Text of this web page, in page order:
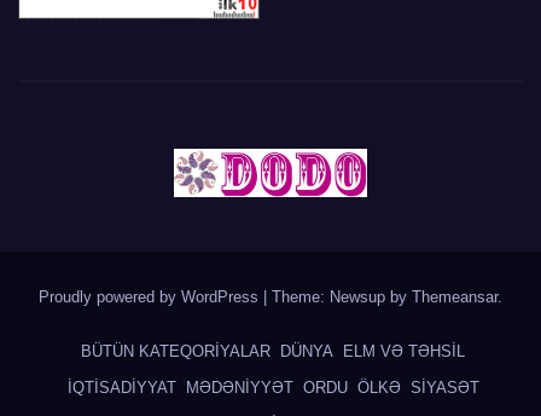
Proudly powered by WordPress Theme: Newsup by Themeansar.
BÜTÜN KATEQORİYALAR DÜNYA
ELM VƏ TƏHSİL
İQTİSADİYYAT
MƏDƏNİYYƏT ORDU ÖLKƏ SİYASƏT